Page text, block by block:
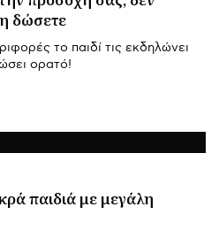
δώσετε
το παιδί τις εκδηλώνει
ορατό!
παιδιά με μεγάλη